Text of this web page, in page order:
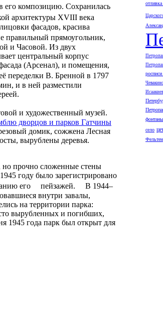
его композицию. Сохранилась
архитектуры XVIII века
фасадов, красива
правильный прямоугольник,
и Часовой. Из двух
центральный корпус
(Арсенал), и помещения,
переделки В. Бренной в 1797
и в ней разместили
и художественный музей.
дворцов и парков Гатчины
домик, сожжена Лесная
вырублены деревья.
но прочно сложенные стены
году было зарегистрировано
его пейзажей. В 1944–
внутри завалы,
на территории парка:
вырубленных и погибших,
1945 года парк был открыт для
росписи
фонтаны
село
Фельтен